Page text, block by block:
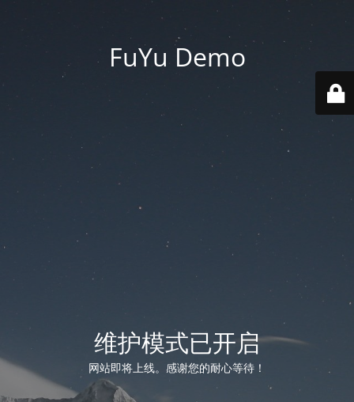
FuYu Demo
维护模式已开启
网站即将上线。感谢您的耐心等待！